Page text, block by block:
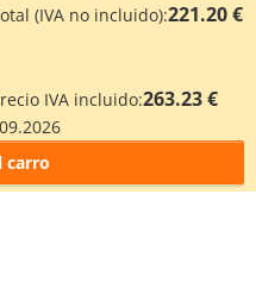
(IVA no incluido):221.20 €
IVA incluido:263.23 €
carro